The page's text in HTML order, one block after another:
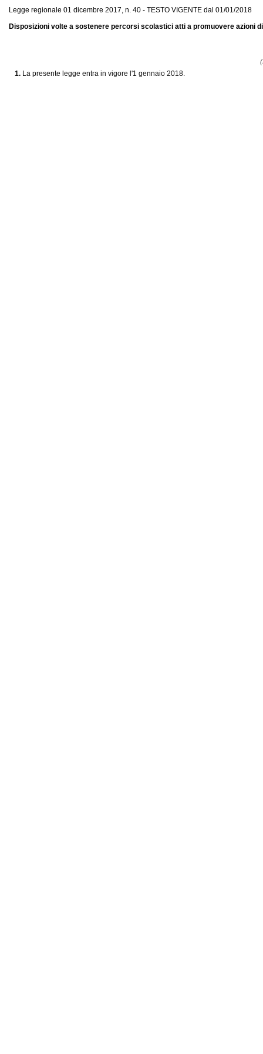
Legge regionale 01 dicembre 2017, n. 40 - TESTO VIGENTE dal 01/01/2018
Disposizioni volte a sostenere percorsi scolastici atti a promuovere azioni
1. La presente legge entra in vigore l'1 gennaio 2018.